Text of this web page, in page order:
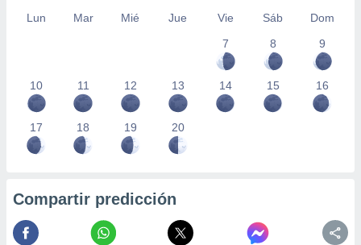
Lun Mar Mié Jue Vie Sáb
Dom
7
8 9
10 11 12 13 14 15 16
17 18 19 20
Compartir predicción